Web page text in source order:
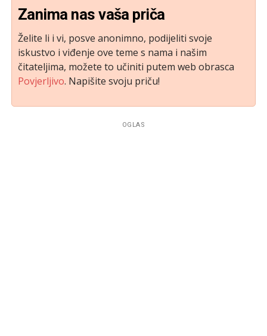
Zanima nas vaša priča
Želite li i vi, posve anonimno, podijeliti svoje
iskustvo i viđenje ove teme s nama i našim
čitateljima, možete to učiniti putem web obrasca
Povjerljivo. Napišite svoju priču!
OGLAS